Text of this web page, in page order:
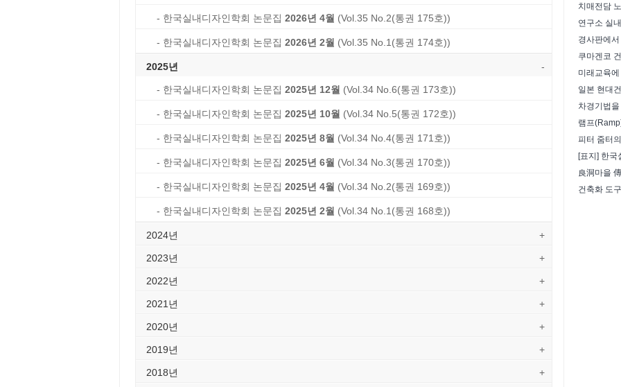
- 한국실내디자인학회 논문집 2026년 4월 (Vol.35 No.2(통권 175호))
- 한국실내디자인학회 논문집 2026년 2월 (Vol.35 No.1(통권 174호))
2025년 -
- 한국실내디자인학회 논문집 2025년 12월 (Vol.34 No.6(통권 173호))
- 한국실내디자인학회 논문집 2025년 10월 (Vol.34 No.5(통권 172호))
- 한국실내디자인학회 논문집 2025년 8월 (Vol.34 No.4(통권 171호))
- 한국실내디자인학회 논문집 2025년 6월 (Vol.34 No.3(통권 170호))
- 한국실내디자인학회 논문집 2025년 4월 (Vol.34 No.2(통권 169호))
- 한국실내디자인학회 논문집 2025년 2월 (Vol.34 No.1(통권 168호))
2024년 +
2023년 +
2022년 +
2021년 +
2020년 +
2019년 +
2018년 +
연구소 실
경사판에
일본 현대
차경기법
램프
良洞마을
건축화 도